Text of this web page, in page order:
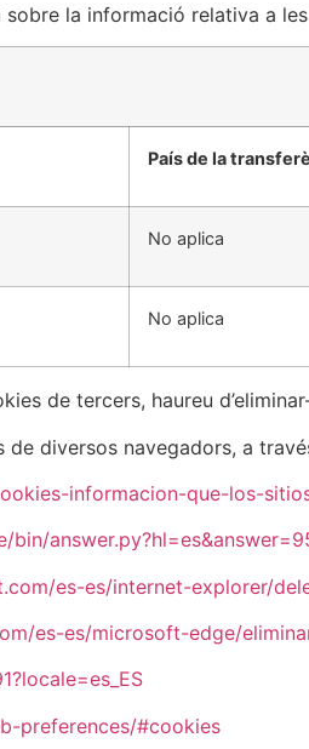
sobre la informació relativa a
País de la
No aplica
No aplica
de tercers, haureu
diversos navegadors, a
informacion-que-los-
es-es/internet-explorer/
es-es/microsoft-edge/
preferences/#cookies